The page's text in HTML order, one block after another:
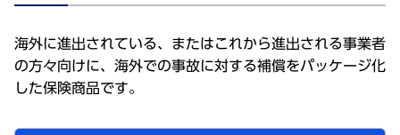
海外に進出されている、またはこれから進出される事業者
の方々向けに、海外での事故に対する補償をパッケージ化
した保険商品です。